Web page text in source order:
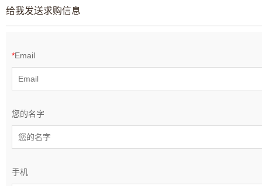
给我发送求购信息
*Email
您的名字
手机